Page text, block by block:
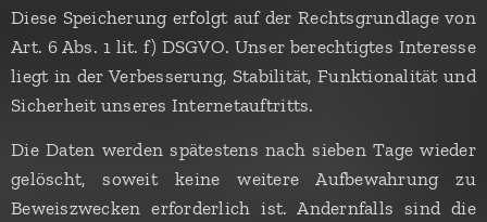
Diese Speicherung erfolgt auf der Rechtsgrundlage von
Art. 6 Abs. 1 lit. f) DSGVO. Unser berechtigtes Interesse
liegt in der Verbesserung, Stabilität, Funktionalität und
Sicherheit unseres Internetauftritts.
Die Daten werden spätestens nach sieben Tage wieder
gelöscht, soweit keine weitere Aufbewahrung zu
Beweiszwecken erforderlich ist. Andernfalls sind die